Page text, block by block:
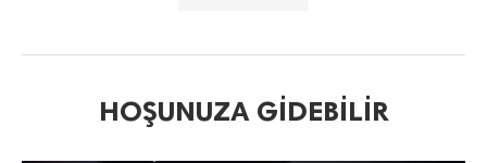
HOŞUNUZA GIDEBILIR